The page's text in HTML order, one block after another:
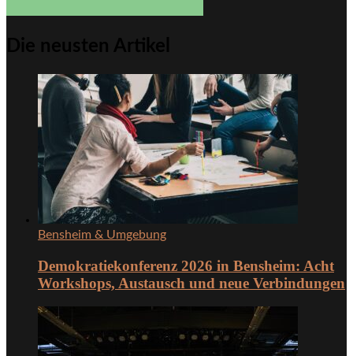
Die neusten Artikel
Bensheim & Umgebung
Demokratiekonferenz 2026 in Bensheim: Acht
Workshops, Austausch und neue Verbindungen